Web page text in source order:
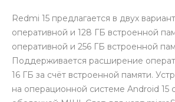
Redmi 15 предлагается в двух
оперативной и 128 ГБ встроенной
оперативной и 256 ГБ встроенной
Поддерживается расширение
16 ГБ за счёт встроенной памяти.
на операционной системе Android 15